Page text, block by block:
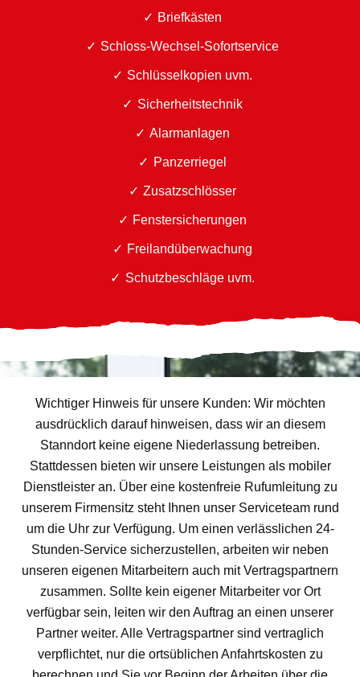
Briefkästen
Schloss-Wechsel-Sofortservice
Schlüsselkopien uvm.
Sicherheitstechnik
Alarmanlagen
Panzerriegel
Zusatzschlösser
Fenstersicherungen
Freilandüberwachung
Schutzbeschläge uvm.
Wichtiger Hinweis für unsere Kunden: Wir möchten
ausdrücklich darauf hinweisen, dass wir an diesem
Stanndort keine eigene Niederlassung betreiben.
Stattdessen bieten wir unsere Leistungen als mobiler
Dienstleister an. Über eine kostenfreie Rufumleitung zu
unserem Firmensitz steht Ihnen unser Serviceteam rund
um die Uhr zur Verfügung. Um einen verlässlichen 24-
Stunden-Service sicherzustellen, arbeiten wir neben
unseren eigenen Mitarbeitern auch mit Vertragspartnern
zusammen. Sollte kein eigener Mitarbeiter vor Ort
verfügbar sein, leiten wir den Auftrag an einen unserer
Partner weiter. Alle Vertragspartner sind vertraglich
verpflichtet, nur die ortsüblichen Anfahrtskosten zu